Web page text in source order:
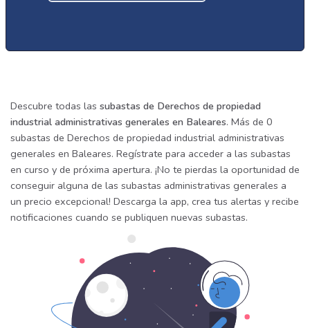
Descubre todas las subastas de Derechos de propiedad
industrial administrativas generales en Baleares. Más de 0
subastas de Derechos de propiedad industrial administrativas
generales en Baleares. Regístrate para acceder a las subastas
en curso y de próxima apertura. ¡No te pierdas la oportunidad de
conseguir alguna de las subastas administrativas generales a
un precio excepcional! Descarga la app, crea tus alertas y recibe
notificaciones cuando se publiquen nuevas subastas.